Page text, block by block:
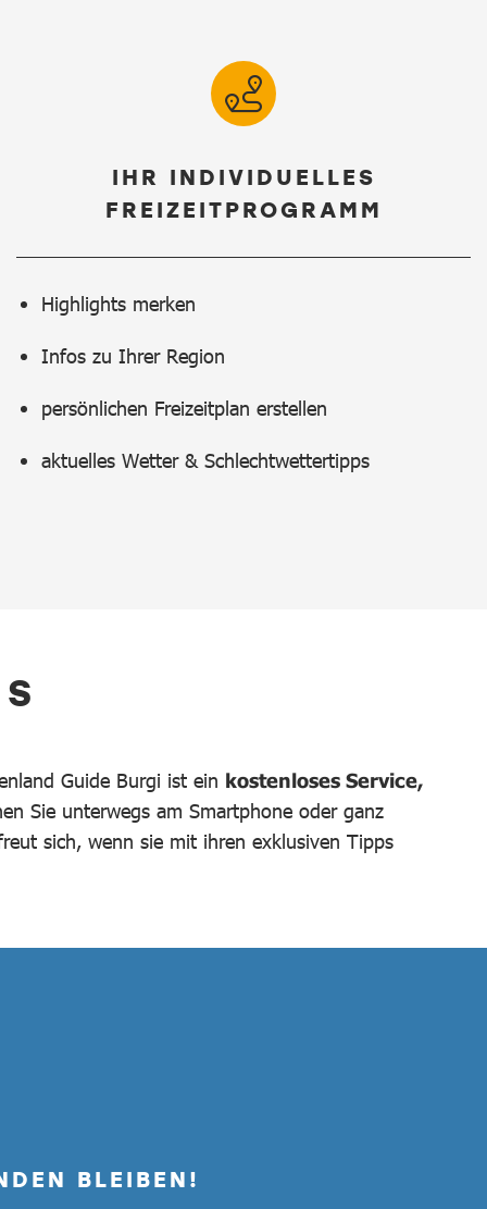
IHR INDIVIDUELLES
FREIZEITPROGRAMM
Highlights merken
Infos zu Ihrer Region
persönlichen Freizeitplan erstellen
aktuelles Wetter & Schlechtwettertipps
Guide Burgi ist ein kostenloses Service,
Sie unterwegs am Smartphone oder ganz
sich, wenn sie mit ihren exklusiven Tipps
BLEIBEN!